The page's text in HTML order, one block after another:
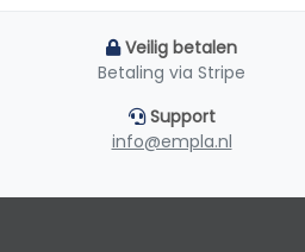
Veilig betalen
Betaling via Stripe
Support
info@empla.nl